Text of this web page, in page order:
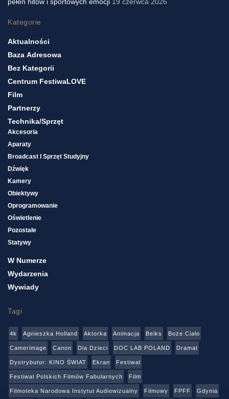
Kategorie
Aktualności
Baza Adresowa
Bez Kategorii
Centrum FestiwaLOVE
Film
Partnerzy
Technika/sprzęt
Akcesoria
Aparaty
Broadcast I Sprzęt Studyjny
Dźwięk
Kamery
Obiektywy
Oprogramowanie
Oświetlenie
Pozostałe
Statywy
W Numerze
Wydarzenia
Wywiady
Tagi
4k Agnieszka Holland Aktorka Animacja Beiks Boże Ciało
Camerimage Canon Dla Dzieci DOC LAB POLAND Dramat
Dystrybutor: KINO ŚWIAT Ekran Festiwal
Festiwal Polskich Filmów Fabularnych Film
Filmoteka Narodowa Instytut Audiowizualny Filmowy FPFF Gdynia